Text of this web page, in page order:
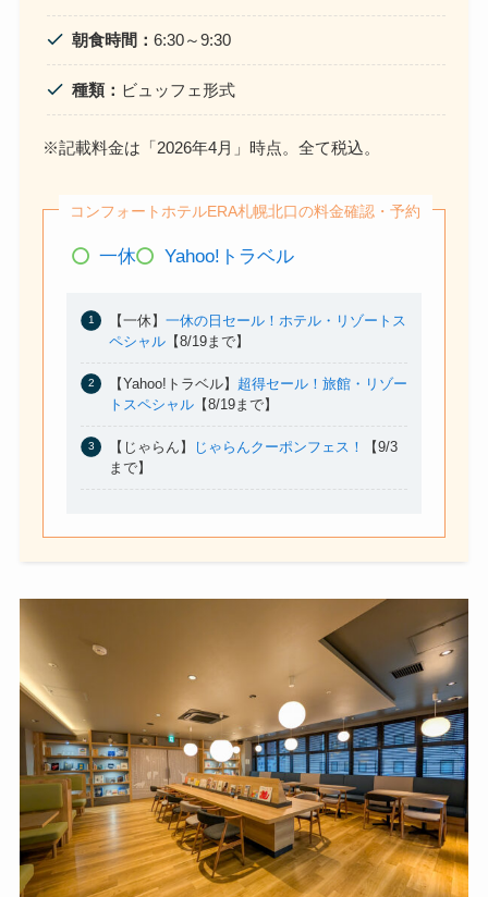
朝食時間： 6:30～9:30
種類： ビュッフェ形式
※記載料金は「2026年4月」時点。全て税込。
コンフォートホテルERA札幌北口の料金確認・予約
一休 Yahoo!トラベル
【一休】 一休の日セール！ホテル・リゾートス
ペシャル【8/19まで】
【Yahoo!トラベル】 超得セール！旅館・リゾー
トスペシャル【8/19まで】
【じゃらん】 じゃらんクーポンフェス！
【9/3
まで】